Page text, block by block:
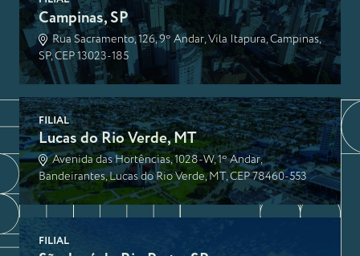
Campinas, SP
Rua Sacramento, 126, 9º Andar, Vila Itapura, Campinas,
SP, CEP 13023-185
FILIAL
Lucas do Rio Verde, MT
Avenida das Hortências, 1028-W, 1º Andar,
Bandeirantes, Lucas do Rio Verde, MT, CEP 78460-553
FILIAL